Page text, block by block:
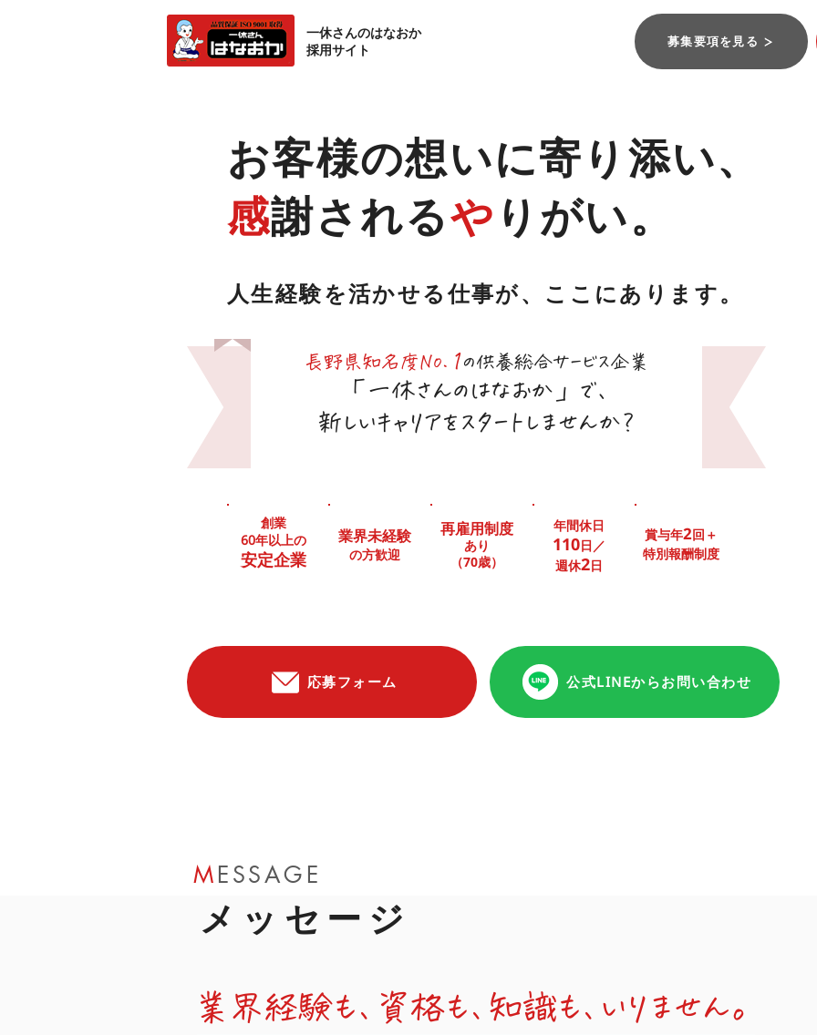
一休さんのはなおか
採用サイト
募集要項を見る
お客様の想いに寄り添い、
感謝されるや りがい。
人生経験を活かせる仕事が、ここにあります。
創業
60年以上の
安定企業
業界未経験
の方歓迎
再雇用制度
あり
（70歳）
年間休日
110日 ／
週休2日
賞与年2回＋
特別報酬制度
長野県知名度No. 1の供養総合サービス企業
「一休さんのはなおか」で、
新しいキャリアをスタートしませんか？
応募フォーム 公式LINEからお問い合わせ
MESSAGE
メッセージ
業界経験も、資格も、知識も、いりません。